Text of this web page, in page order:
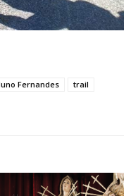
Fernandes
trail